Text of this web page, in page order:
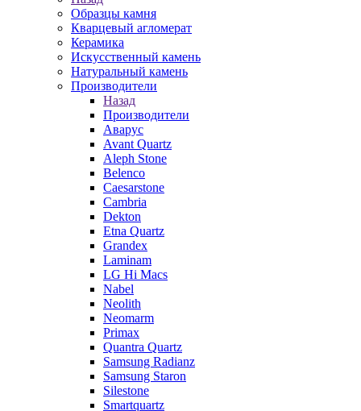
Образцы камня
Кварцевый агломерат
Керамика
Искусственный камень
Натуральный камень
Производители
Назад
Производители
Аварус
Avant Quartz
Aleph Stone
Belenco
Caesarstone
Cambria
Dekton
Etna Quartz
Grandex
Laminam
LG Hi Macs
Nabel
Neolith
Neomarm
Primax
Quantra Quartz
Samsung Radianz
Samsung Staron
Silestone
Smartquartz